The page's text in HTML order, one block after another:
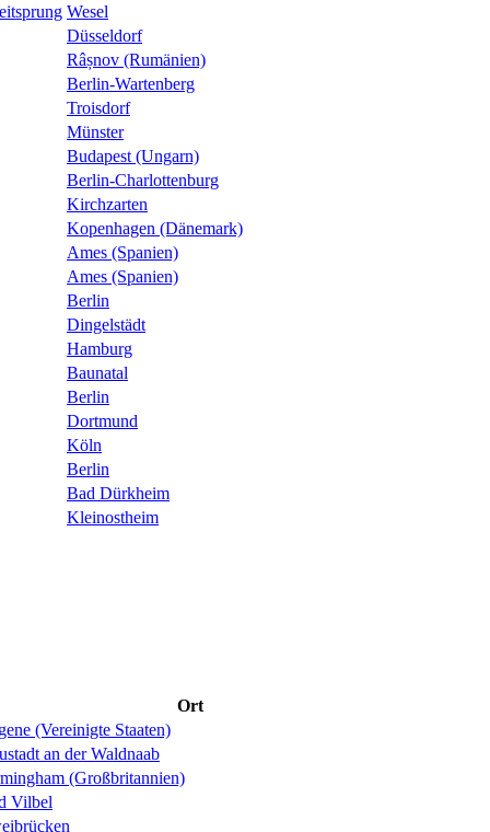
Wesel
Düsseldorf
Râșnov (Rumänien)
Berlin-Wartenberg
Troisdorf
Münster
Budapest (Ungarn)
Berlin-Charlottenburg
Kirchzarten
Kopenhagen (Dänemark)
Ames (Spanien)
Ames (Spanien)
Berlin
Dingelstädt
Hamburg
Baunatal
Berlin
Dortmund
Köln
Berlin
Bad Dürkheim
Kleinostheim
Ort
(Vereinigte Staaten)
an der Waldnaab
(Großbritannien)
Vilbel